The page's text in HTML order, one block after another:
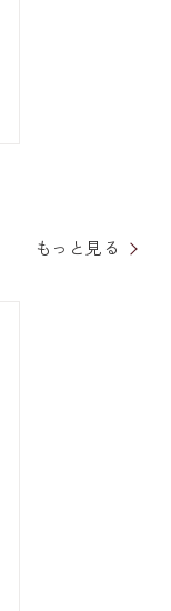
もっと見る